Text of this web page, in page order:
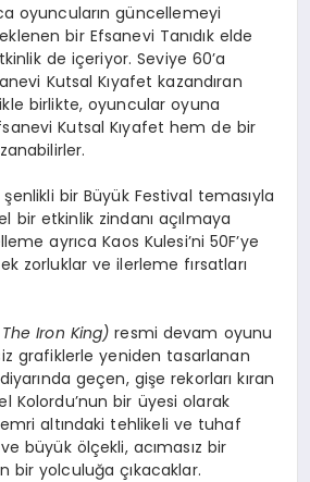
oyuncuların güncellemeyi
bir Efsanevi Tanıdık elde
de içeriyor. Seviye 60’a
Kutsal Kıyafet kazandıran
birlikte, oyuncular oyuna
Kutsal Kıyafet hem de bir
bir Büyük Festival temasıyla
bir etkinlik zindanı açılmaya
ayrıca Kaos Kulesi’ni 50F’ye
zorluklar ve ilerleme fırsatları
The Iron King) resmi devam oyunu
grafiklerle yeniden tasarlanan
geçen, gişe rekorları kıran
Kolordu’nun bir üyesi olarak
altındaki tehlikeli ve tuhaf
büyük ölçekli, acımasız bir
bir yolculuğa çıkacaklar.